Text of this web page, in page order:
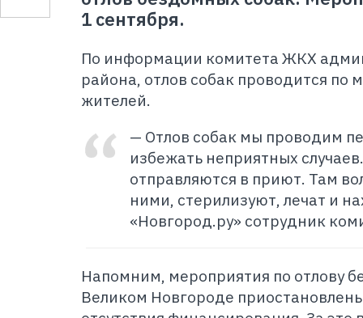
1 сентября.
По информации комитета ЖКХ
района, отлов собак проводится по
жителей.
— Отлов собак мы проводим
избежать неприятных
отправляются в приют. Там
ними, стерилизуют, лечат и
«Новгород.ру» сотрудник
Напомним, мероприятия по отлову
Великом Новгороде